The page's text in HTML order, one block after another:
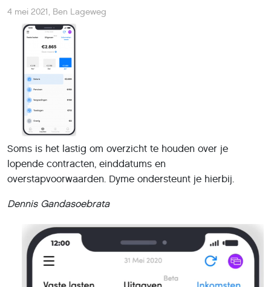
4 mei 2021, Ben Lageweg
Soms is het lastig om overzicht te houden over je
lopende contracten, einddatums en
overstapvoorwaarden. Dyme ondersteunt je hierbij.
Dennis Gandasoebrata